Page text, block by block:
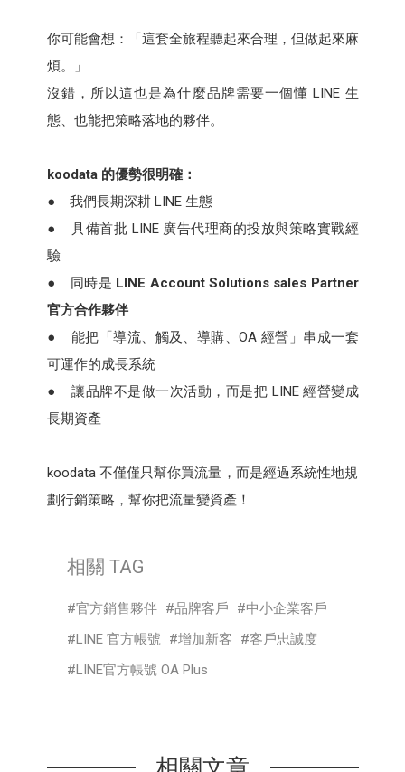
你可能會想：「這套全旅程聽起來合理，但做起來麻
煩。」
沒錯，所以這也是為什麼品牌需要一個懂 LINE 生
態、也能把策略落地的夥伴。
koodata 的優勢很明確：
● 我們長期深耕 LINE 生態
● 具備首批 LINE 廣告代理商的投放與策略實戰經
驗
● 同時是 LINE Account Solutions sales Partner
官方合作夥伴
● 能把「導流、觸及、導購、OA 經營」串成一套
可運作的成長系統
● 讓品牌不是做一次活動，而是把 LINE 經營變成
長期資產
koodata 不僅僅只幫你買流量，而是經過系統性地規
劃行銷策略，幫你把流量變資產！
相關 TAG
官方銷售夥伴 品牌客戶
中小企業客戶
LINE 官方帳號
增加新客
客戶忠誠度
LINE官方帳號 OA Plus